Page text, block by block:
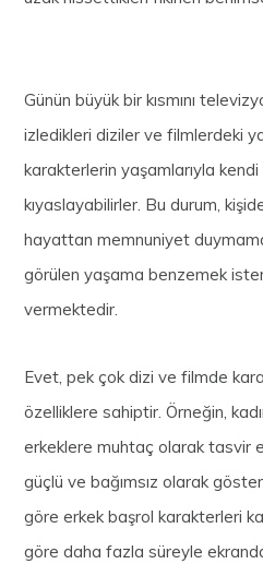
Günün büyük bir kısmını
izledikleri diziler ve filmlerdeki
karakterlerin yaşamlarıyla kendi
kıyaslayabilirler. Bu durum,
hayattan memnuniyet
görülen yaşama benzemek
vermektedir.
Evet, pek çok dizi ve filmde
özelliklere sahiptir. Örneğin,
erkeklere muhtaç olarak tasvir
güçlü ve bağımsız olarak
göre erkek başrol karakterleri
göre daha fazla süreyle